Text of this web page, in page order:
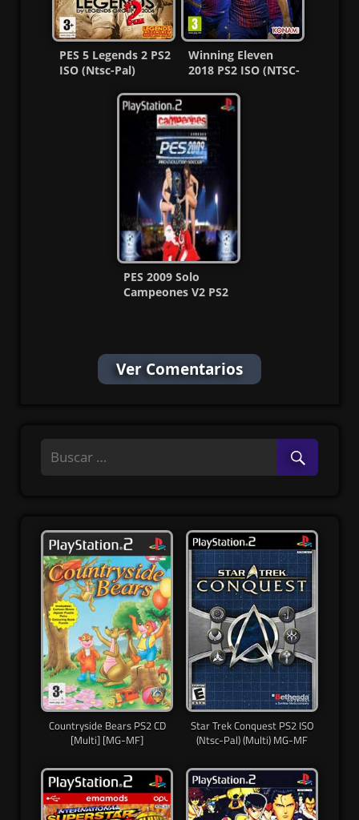
PES 5 Legends 2 PS2
ISO (Ntsc-Pal)
Winning Eleven
2018 PS2 ISO (NTSC-
PES 2009 Solo
Campeones V2 PS2
Ver Comentarios
Countryside Bears PS2 CD
[Multi] [MG-MF]
Star Trek Conquest PS2 ISO
(Ntsc-Pal) (Multi) MG-MF